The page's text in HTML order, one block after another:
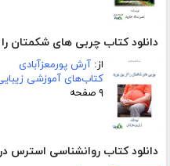
دانلود کتاب چربی های شکمتان را
از: آرش پورمعزآبادی
کتاب‌های آموزشی
۹ صفحه
دانلود کتاب روانشناسی استرس